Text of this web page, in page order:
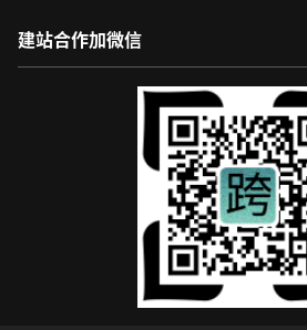
建站合作加微信